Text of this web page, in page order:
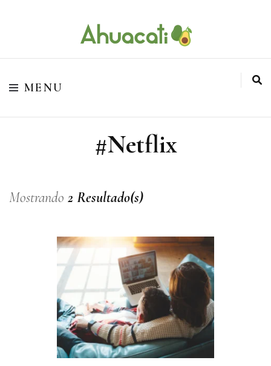
Ahuacati
O melhor da Internet em um só lugar
MENU
#Netflix
Mostrando 2 Resultado(s)